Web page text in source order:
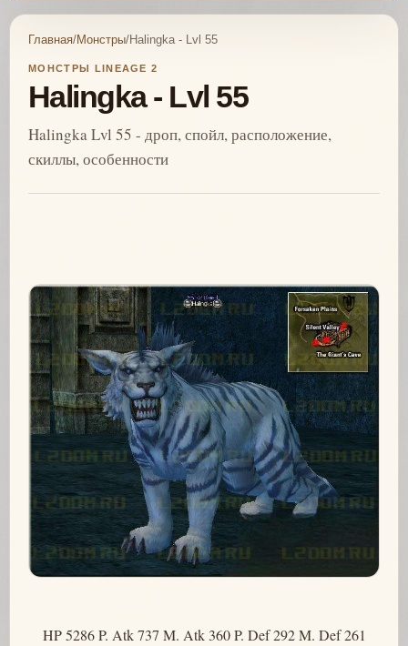
Главная/Монстры/Halingka - Lvl 55
МОНСТРЫ LINEAGE 2
Halingka - Lvl 55
Halingka Lvl 55 - дроп, спойл, расположение,
скиллы, особенности
HP 5286 P. Atk 737 M. Atk 360 P. Def 292 M. Def 261